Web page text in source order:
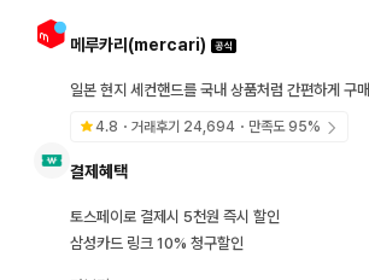
메루카리(mercari)
일본 현지 세컨핸드를 국내 상품처럼 간편하게 구매
4.8 ・거래후기 24,694・만족도95%
결제혜택
토스페이로 결제시 5천원 즉시 할인
삼성카드 링크 10% 청구할인